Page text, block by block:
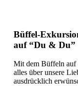
Büffel-
auf “Du & Du”
Mit dem Büffeln
alles über unsere
ausdrücklich